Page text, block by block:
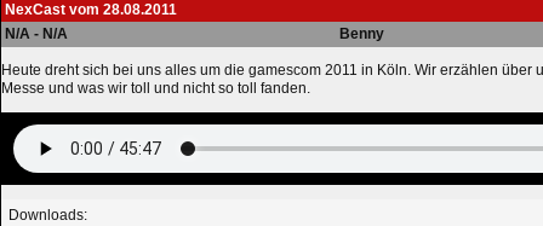
NexCast vom 28.08.2011
N/A - N/A
Benny
Heute dreht sich bei uns alles um die gamescom 2011 in Köln. Wir erzählen über
Messe und was wir toll und nicht so toll fanden.
Downloads: